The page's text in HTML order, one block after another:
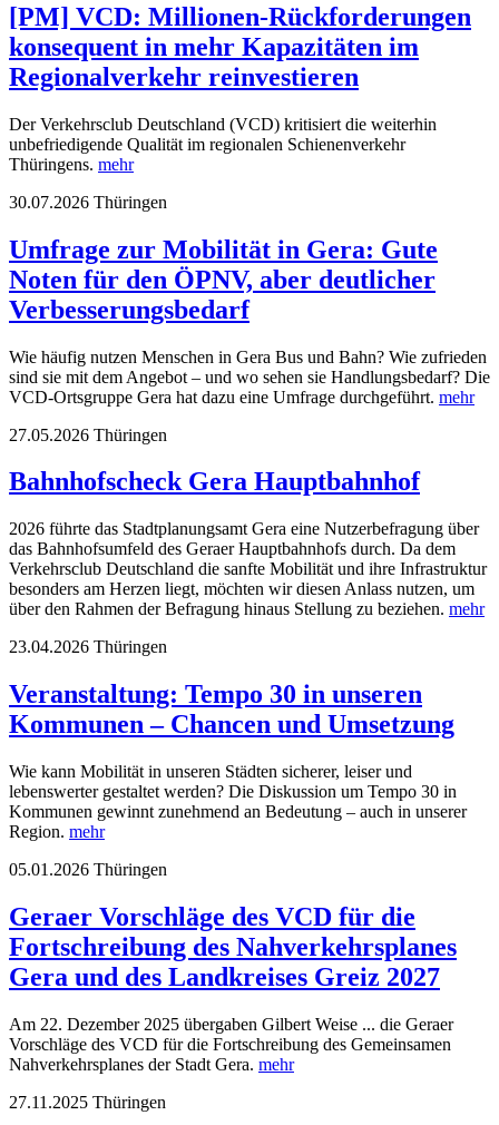
[PM] VCD: Millionen-Rückforderungen
konsequent in mehr Kapazitäten im
Regionalverkehr reinvestieren
Der Verkehrsclub Deutschland (VCD) kritisiert die weiterhin
unbefriedigende Qualität im regionalen Schienenverkehr
Thüringens. mehr
30.07.2026 Thüringen
Umfrage zur Mobilität in Gera: Gute
Noten für den ÖPNV, aber deutlicher
Verbesserungsbedarf
Wie häufig nutzen Menschen in Gera Bus und Bahn? Wie zufrieden
sind sie mit dem Angebot – und wo sehen sie Handlungsbedarf? Die
VCD-Ortsgruppe Gera hat dazu eine Umfrage durchgeführt. mehr
27.05.2026 Thüringen
Bahnhofscheck Gera Hauptbahnhof
2026 führte das Stadtplanungsamt Gera eine Nutzerbefragung über
das Bahnhofsumfeld des Geraer Hauptbahnhofs durch. Da dem
Verkehrsclub Deutschland die sanfte Mobilität und ihre Infrastruktur
besonders am Herzen liegt, möchten wir diesen Anlass nutzen, um
über den Rahmen der Befragung hinaus Stellung zu beziehen. mehr
23.04.2026 Thüringen
Veranstaltung: Tempo 30 in unseren
Kommunen – Chancen und Umsetzung
Wie kann Mobilität in unseren Städten sicherer, leiser und
lebenswerter gestaltet werden? Die Diskussion um Tempo 30 in
Kommunen gewinnt zunehmend an Bedeutung – auch in unserer
Region. mehr
05.01.2026 Thüringen
Geraer Vorschläge des VCD für die
Fortschreibung des Nahverkehrsplanes
Gera und des Landkreises Greiz 2027
Am 22. Dezember 2025 übergaben Gilbert Weise ... die Geraer
Vorschläge des VCD für die Fortschreibung des Gemeinsamen
Nahverkehrsplanes der Stadt Gera. mehr
27.11.2025 Thüringen